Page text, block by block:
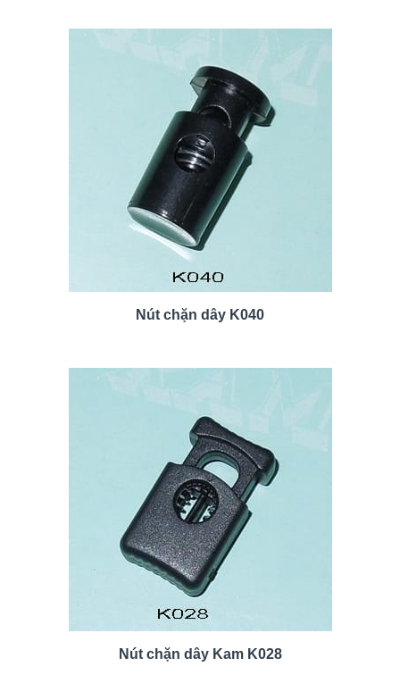
Nút chặn dây K040
Nút chặn dây Kam K028